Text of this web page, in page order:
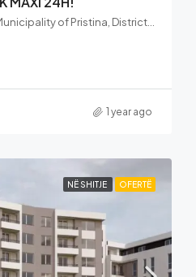
Rruga C, Mati 1, Matiqan, Municipality of Pristina, District of Prishtina, 10060, Kosovo
1 year ago
NË SHITJE OFERTË